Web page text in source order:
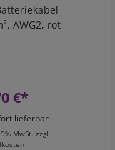
AWG2, rot
€*
lieferbar
MwSt. zzgl.